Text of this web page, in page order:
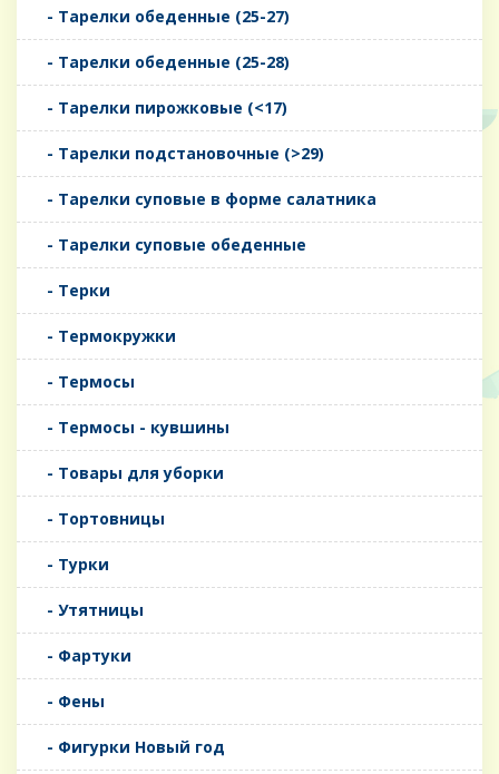
- Тарелки обеденные (25-27)
- Тарелки обеденные (25-28)
- Тарелки пирожковые (<17)
- Тарелки подстановочные (>29)
- Тарелки суповые в форме салатника
- Тарелки суповые обеденные
- Терки
- Термокружки
- Термосы
- Термосы - кувшины
- Товары для уборки
- Тортовницы
- Турки
- Утятницы
- Фартуки
- Фены
- Фигурки Новый год